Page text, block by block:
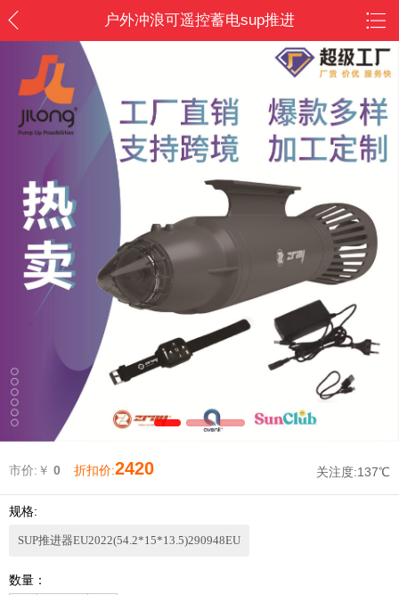
户外冲浪可遥控蓄电sup推进
市价:￥ 0 折扣价:2420 关注度:137℃
规格:
SUP推进器EU2022(54.2*15*13.5)290948EU
数量：